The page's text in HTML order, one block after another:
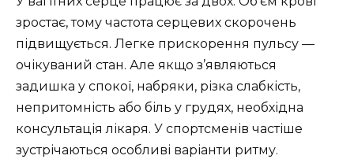
зростає, тому частота серцевих скорочень
підвищується. Легке прискорення пульсу —
очікуваний стан. Але якщо з’являються
задишка у спокої, набряки, різка слабкість,
непритомність або біль у грудях, необхідна
консультація лікаря. У спортсменів частіше
зустрічаються особливі варіанти ритму.